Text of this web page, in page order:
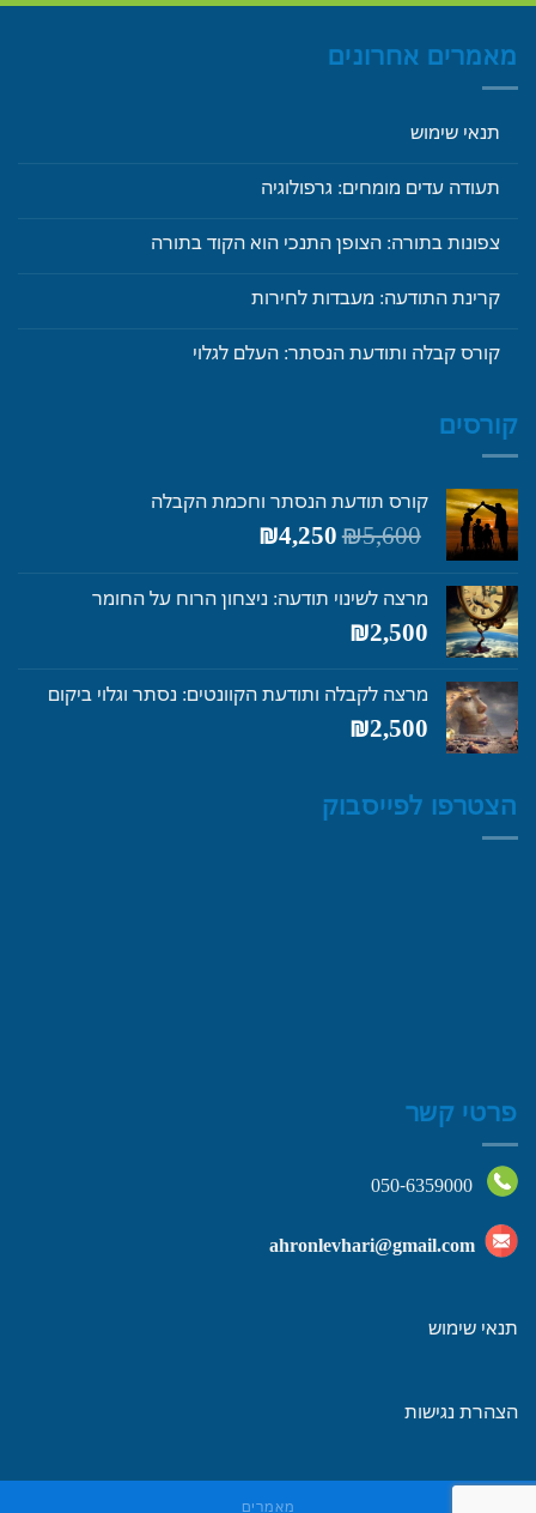
מאמרים אחרונים
תנאי שימוש
תעודה עדים מומחים: גרפולוגיה
צפונות בתורה: הצופן התנכי הוא הקוד בתורה
קרינת התודעה: מעבדות לחירות
קורס קבלה ותודעת הנסתר: העלם לגלוי
קורסים
קורס תודעת הנסתר וחכמת הקבלה
₪5,600
המחיר
המקורי
₪5,600.
₪4,250
₪4,250.
מרצה לשינוי תודעה: ניצחון הרוח על החומר
₪2,500
מרצה לקבלה ותודעת הקוונטים: נסתר וגלוי ביקום
₪2,500
הצטרפו לפייסבוק
פרטי קשר
050-6359000
ahronlevhari@gmail.com
תנאי שימוש
הצהרת נגישות
מאמרים